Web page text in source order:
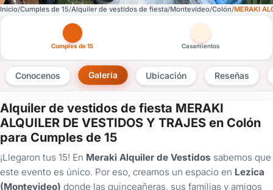
Inicio Cumples de 15 Alquiler de vestidos de fiesta Montevideo Colón MERAKI
Otras versiones de esta ficha por tipo de festejo
Cumples de 15 Casamientos
Conocenos Galería Ubicación Reseñas
Alquiler de vestidos de fiesta MERAKI
ALQUILER DE VESTIDOS Y TRAJES en Colón
para Cumples de 15
¡Llegaron tus 15! En Meraki Alquiler de Vestidos sabemos que
este evento es único. Por eso, creamos un espacio en Lezica
(Montevideo) donde las quinceañeras, sus familias y amigos
×
Consultar
¿Ya
tenés
cuenta?